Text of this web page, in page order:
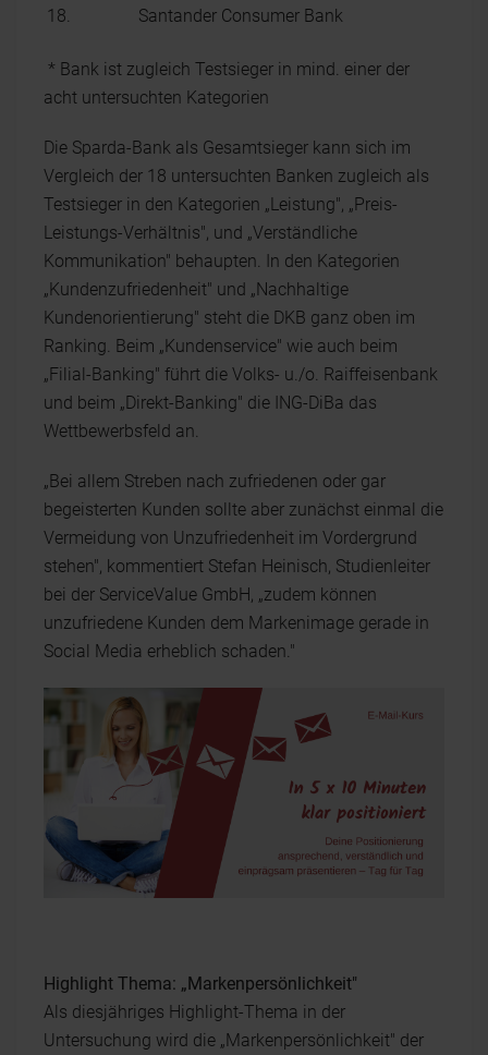
18.
Santander Consumer Bank
* Bank ist zugleich Testsieger in mind. einer der
acht untersuchten Kategorien
Die Sparda-Bank als Gesamtsieger kann sich im
Vergleich der 18 untersuchten Banken zugleich als
Testsieger in den Kategorien „Leistung", „Preis-
Leistungs-Verhältnis", und „Verständliche
Kommunikation" behaupten. In den Kategorien
„Kundenzufriedenheit" und „Nachhaltige
Kundenorientierung" steht die DKB ganz oben im
Ranking. Beim „Kundenservice" wie auch beim
„Filial-Banking" führt die Volks- u./o. Raiffeisenbank
und beim „Direkt-Banking" die ING-DiBa das
Wettbewerbsfeld an.
„Bei allem Streben nach zufriedenen oder gar
begeisterten Kunden sollte aber zunächst einmal die
Vermeidung von Unzufriedenheit im Vordergrund
stehen", kommentiert Stefan Heinisch, Studienleiter
bei der ServiceValue GmbH, „zudem können
unzufriedene Kunden dem Markenimage gerade in
Social Media erheblich schaden."
Highlight Thema: „Markenpersönlichkeit"
Als diesjähriges Highlight-Thema in der
Untersuchung wird die „Markenpersönlichkeit" der